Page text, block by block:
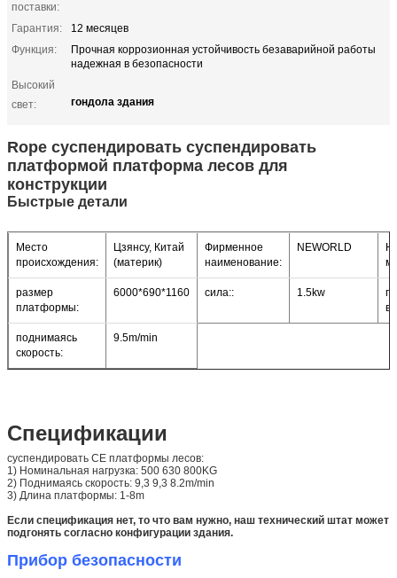
поставки:
Гарантия:
12 месяцев
Функция:
Прочная коррозионная устойчивость безаварийной работы
надежная в безопасности
Высокий
свет:
гондола здания
Rope суспендировать суспендировать
платформой платформа лесов для
конструкции
Быстрые детали
Место
происхождения:
Цзянсу, Китай
(материк)
Фирменное
наименование:
NEWORLD
размер
платформы:
6000*690*1160 сила:: 1.5kw
поднимаясь
скорость:
9.5m/min
Спецификации
суспендировать CE платформы лесов:
1) Номинальная нагрузка: 500 630 800KG
2) Поднимаясь скорость: 9,3 9,3 8.2m/min
3) Длина платформы: 1-8m
Если спецификация нет, то что вам нужно, наш технический штат может
подгонять согласно конфигурации здания.
Прибор безопасности